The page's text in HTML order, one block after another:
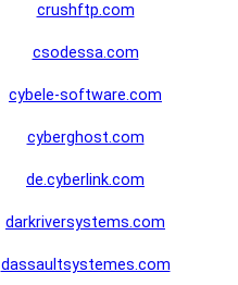
crushftp.com
csodessa.com
cybele-software.com
cyberghost.com
de.cyberlink.com
darkriversystems.com
dassaultsystemes.com